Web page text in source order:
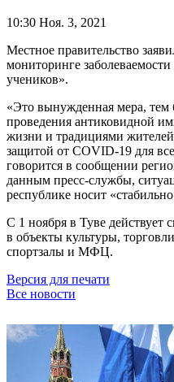
10:30 Ноя. 3, 2021
Местное правительство
мониторинге
учеников».
«Это вынужденная мера, тем
проведения антиковидной
жизни и традициями
защитой от COVID-19 для
говорится в сообщении
данным пресс-службы,
республике носит
С 1 ноября в Туве действует
в объекты культуры,
спортзалы и МФЦ.
Версия для печати
Все новости